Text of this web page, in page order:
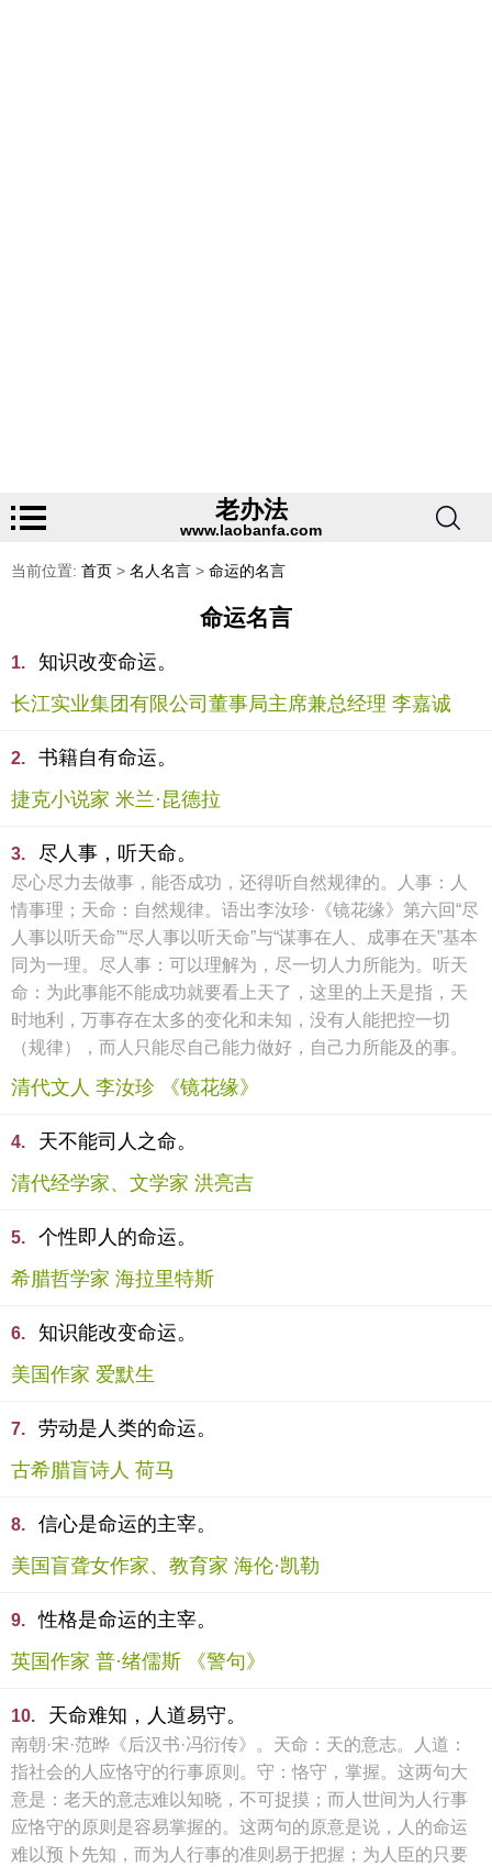
老办法
www.laobanfa.com
当前位置: 首页 > 名人名言 > 命运的名言
命运名言
1.
知识改变命运。
长江实业集团有限公司董事局主席兼总经理 李嘉诚
2.
书籍自有命运。
捷克小说家 米兰·昆德拉
3. 尽人事，听天命。
尽心尽力去做事，能否成功，还得听自然规律的。人事：人
情事理；天命：自然规律。语出李汝珍·《镜花缘》第六回“尽
人事以听天命”“尽人事以听天命”与“谋事在人、成事在天”基本
同为一理。尽人事：可以理解为，尽一切人力所能为。听天
命：为此事能不能成功就要看上天了，这里的上天是指，天
时地利，万事存在太多的变化和未知，没有人能把控一切
（规律），而人只能尽自己能力做好，自己力所能及的事。
清代文人 李汝珍 《镜花缘》
4.
天不能司人之命。
清代经学家、文学家 洪亮吉
5.
个性即人的命运。
希腊哲学家 海拉里特斯
6.
知识能改变命运。
美国作家 爱默生
7.
劳动是人类的命运。
古希腊盲诗人 荷马
8.
信心是命运的主宰。
美国盲聋女作家、教育家 海伦·凯勒
9.
性格是命运的主宰。
英国作家 普·绪儒斯 《警句》
10. 天命难知，人道易守。
南朝·宋·范晔《后汉书·冯衍传》。天命：天的意志。人道：
指社会的人应恪守的行事原则。守：恪守，掌握。这两句大
意是：老天的意志难以知晓，不可捉摸；而人世间为人行事
应恪守的原则是容易掌握的。这两句的原意是说，人的命运
难以预卜先知，而为人行事的准则易于把握；为人臣的只要